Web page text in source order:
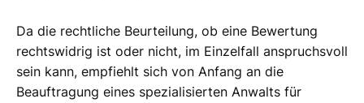
Da die rechtliche Beurteilung, ob eine Bewertung
rechtswidrig ist oder nicht, im Einzelfall anspruchsvoll
sein kann, empfiehlt sich von Anfang an die
Beauftragung eines spezialisierten Anwalts für